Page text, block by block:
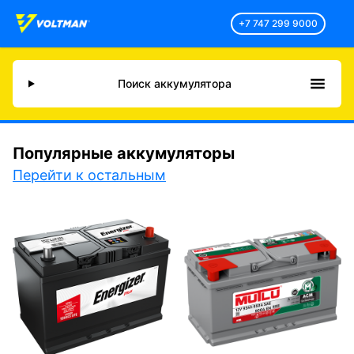
+7 747 299 9000
Поиск аккумулятора
Популярные аккумуляторы
Перейти к остальным